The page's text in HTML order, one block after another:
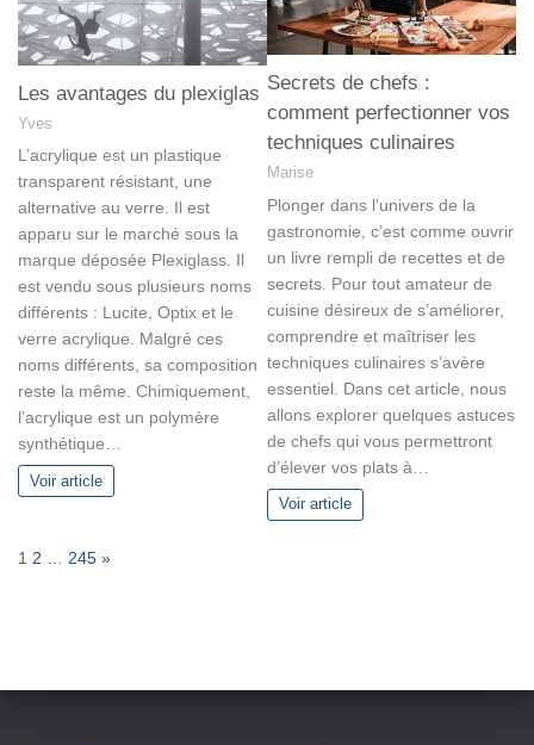
Les avantages du plexiglas
Yves
L’acrylique est un plastique
transparent résistant, une
alternative au verre. Il est
apparu sur le marché sous la
marque déposée Plexiglass. Il
est vendu sous plusieurs noms
différents : Lucite, Optix et le
verre acrylique. Malgré ces
noms différents, sa composition
reste la même. Chimiquement,
l’acrylique est un polymère
synthétique…
Voir article
Secrets de chefs :
comment perfectionner vos
techniques culinaires
Marise
Plonger dans l’univers de la
gastronomie, c’est comme ouvrir
un livre rempli de recettes et de
secrets. Pour tout amateur de
cuisine désireux de s’améliorer,
comprendre et maîtriser les
techniques culinaires s’avère
essentiel. Dans cet article, nous
allons explorer quelques astuces
de chefs qui vous permettront
d’élever vos plats à…
Voir article
P1 2 245 N
»